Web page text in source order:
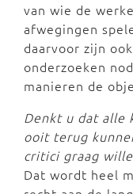
van wie de
afwegingen
daarvoor zijn
onderzoeken
manieren de
Denkt u dat alle
ooit terug
critici graag
Dat wordt heel